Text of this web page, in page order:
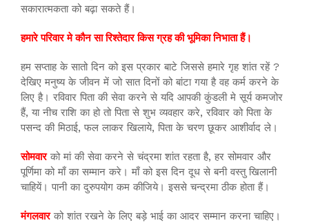
सकारात्मकता को बढ़ा सकते हैं।
हमारे परिवार मे कौन सा रिश्तेदार किस ग्रह की भूमिका निभाता हैं।
हम सप्ताह के सातो दिन को इस प्रकार बाटे जिससे हमारे गृह शांत रहें ?
देखिए मनुष्य के जीवन में जो सात दिनों को बांटा गया है वह कर्म करने के
लिए है। रविवार पिता की सेवा करने से यदि आपकी कुंडली मे सूर्य कमजोर
हैं, या नीच राशि का हो तो पिता से शुभ व्यवहार करे, रविवार को पिता के
पसन्द की मिठाई, फल लाकर खिलाये, पिता के चरण छूकर आशीर्वाद ले।
सोमवारको मां की सेवा करने से चंद्रमा शांत रहता है, हर सोमवार और
पूर्णिमा को माँ का सम्मान करे। माँ को इस दिन दूध से बनी वस्तु खिलानी
चाहियें। पानी का दुरुपयोग कम कीजिये। इससे चन्द्रमा ठीक होता हैं।
मंगलवारको शांत रखने के लिए बड़े भाई का आदर सम्मान करना चाहिए।